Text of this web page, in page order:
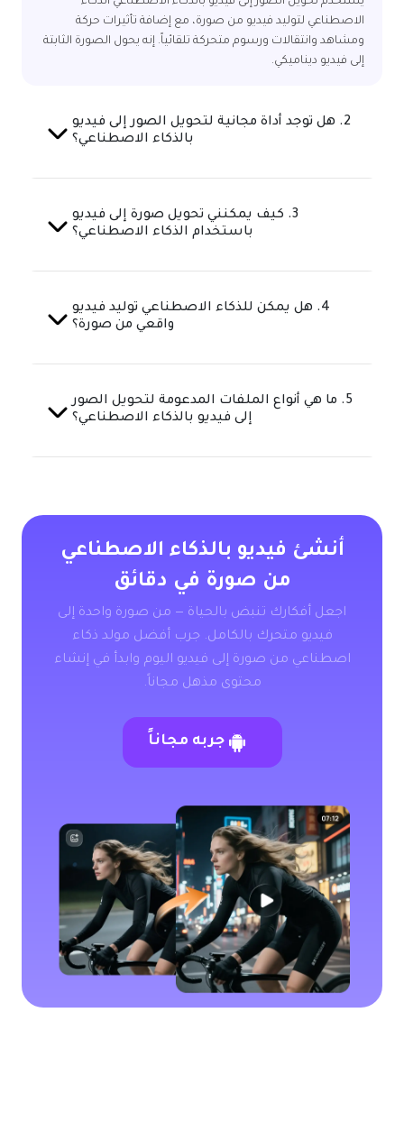
الاصطناعي لتوليد فيديو من صورة، مع إضافة تأثيرات حركة
ومشاهد وانتقالات ورسوم متحركة تلقائياً. إنه يحول الصورة الثابتة
إلى فيديو ديناميكي.
2. هل توجد أداة مجانية لتحويل الصور إلى فيديو
بالذكاء الاصطناعي؟
3. كيف يمكنني تحويل صورة إلى فيديو
باستخدام الذكاء الاصطناعي؟
4. هل يمكن للذكاء الاصطناعي توليد فيديو
واقعي من صورة؟
5. ما هي أنواع الملفات المدعومة لتحويل الصور
إلى فيديو بالذكاء الاصطناعي؟
أنشئ فيديو بالذكاء الاصطناعي
من صورة في دقائق
اجعل أفكارك تنبض بالحياة — من صورة واحدة إلى
فيديو متحرك بالكامل. جرب أفضل مولد ذكاء
اصطناعي من صورة إلى فيديو اليوم وابدأ في إنشاء
محتوى مذهل مجاناً.
جربه مجاناً